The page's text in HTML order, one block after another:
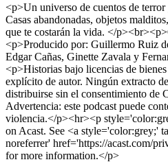
<p>Un universo de cuentos de terror
Casas abandonadas, objetos
que te costarán la vida. </
<p>Producido por: Guillermo Ruiz
Edgar Cañas, Ginette Zavala y
<p>Historias bajo licencias de
explícito de autor. Ningún extracto
distribuirse sin el consentimiento de
Advertencia: este podcast puede
violencia.</p><hr><p
on Acast. See <a style='color:grey;'
noreferrer' href='https://acast.com/
for more information.</p>